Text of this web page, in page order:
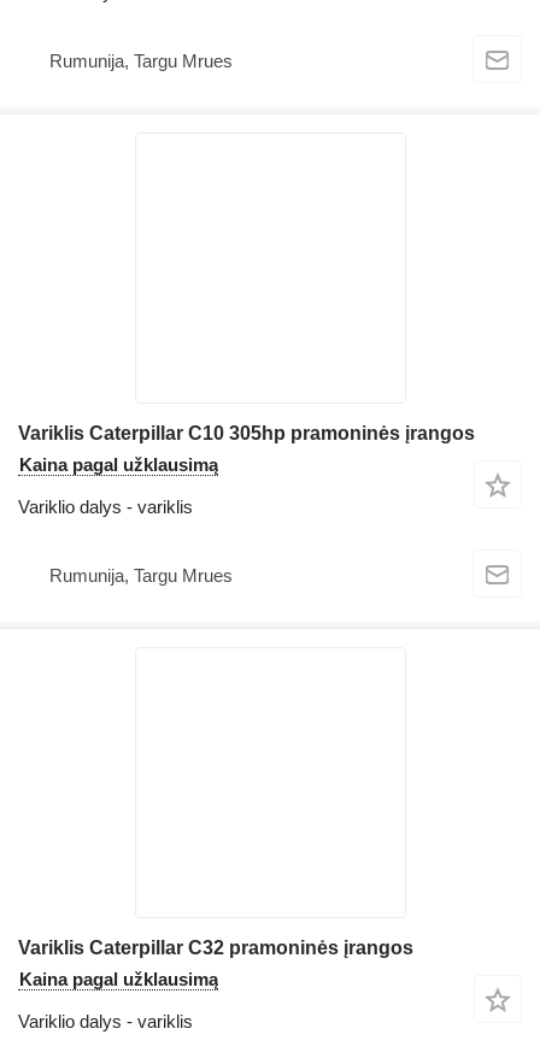
Rumunija, Targu Mrues
Variklis Caterpillar C10 305hp pramoninės įrangos
Kaina pagal užklausimą
Variklio dalys - variklis
Rumunija, Targu Mrues
Variklis Caterpillar C32 pramoninės įrangos
Kaina pagal užklausimą
Variklio dalys - variklis